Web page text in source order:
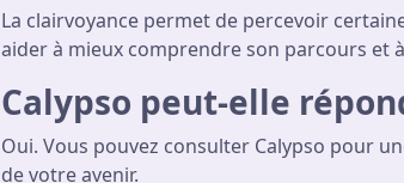
La clairvoyance permet de percevoir
aider à mieux comprendre son parcours et
Calypso peut-elle
Oui. Vous pouvez consulter Calypso pour
de votre avenir.